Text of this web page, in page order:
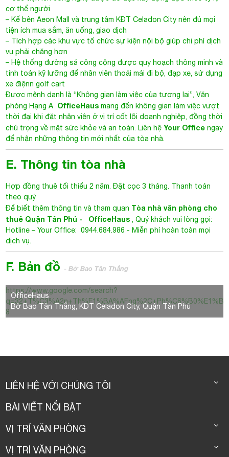
– Kế bên Aeon Mall và trung tâm KĐT Celadon City nên đủ mọi
tiện ích mua sắm, ăn uống, giao dịch
– Tích hợp các khu vực tổ chức sự kiện nội bộ giúp chi phí dịch
vụ phải chăng hơn
– Hệ thống đường sá công cộng được quy hoạch thông minh và
tính toán kỹ lưỡng để nhân viên thoải mái đi bộ, đạp xe, sử dụng
xe điệnn golf cart
Được mệnh danh là “Không gian làm việc của tương lai”,
phòng Hạng A OfficeHaus mang đến không gian làm việc vượt
thời đại khi đặt nhân viên ở vị trí cốt lõi doanh nghiệp, đồng thời
chú trọng về mặt sức khỏe và an toàn. Liên hệYour Officengay
để nhận những thông tin mới nhất của tòa nhà.
E. Thông tin tòa nhà
Hợp đồng thuê tối thiểu 2 năm. Đặt cọc 3 tháng. Thanh toán
theo quý
Để biết thêm thông tin và tham quan
thuê Quận Tân Phú- OfficeHaus , Quý khách vui lòng gọi:
Hotline – Your Office: 0944.684.986 - Miễn phí hoàn toàn mọi
dịch vụ.
F. Bản đồ
Bờ Bao Tân Thắng, KĐT Celadon City, Quận Tân Phú
8
BÀI VIẾT NỔI BẬT
VỊ TRÍ VĂN PHÒNG
VỊ TRÍ VĂN PHÒNG